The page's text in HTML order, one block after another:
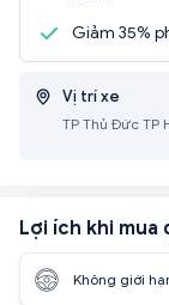
Giảm 35%
Vị trí xe
TP Thủ Đức TP
Lợi ích khi mua
Không giới